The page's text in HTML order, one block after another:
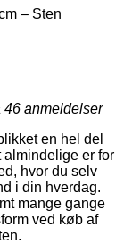
– Sten
46 anmeldelser
en hel del
almindelige er for
hvor du selv
i din hverdag.
mange gange
ved køb af